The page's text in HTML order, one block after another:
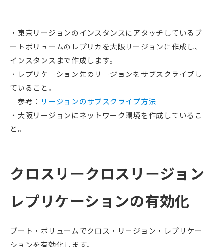
・東京リージョンのインスタンスにアタッチしているブ
ートボリュームのレプリカを大阪リージョンに作成し、
インスタンスまで作成します。
・レプリケーション先のリージョンをサブスクライブし
ていること。
参考： リージョンのサブスクライプ方法
・大阪リージョンにネットワーク環境を作成しているこ
と。
クロスリークロスリージョン
レプリケーションの有効化
ブート・ボリュームでクロス・リージョン・レプリケー
ションを有効化します。